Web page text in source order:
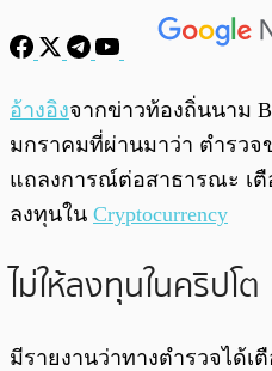
พร้อมเล่น
อ้างอิงจากข่าวท้องถิ่นนาม
มกราคมที่ผ่านมาว่า ตำรวจ
แถลงการณ์ต่อสาธารณะ เตื
ลงทุนใน Cryptocurrency
ไม่ให้ลงทุนในคริปโต
มีรายงานว่าทางตำรวจได้เ